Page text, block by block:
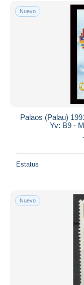
Sólo con
Envío gratis
Métodos de pago
PayPal
iDeal
Maestro
Residencia del
Nuevo
Palaos (Palau)
Yv: B9 -
Estatus
Nuevo